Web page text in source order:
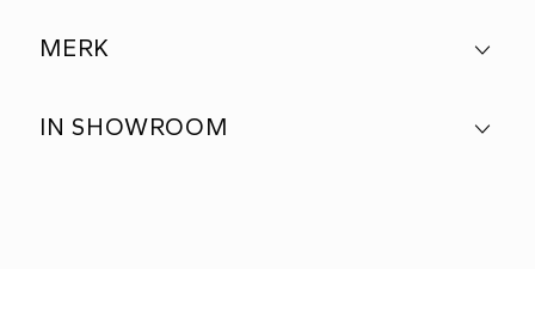
MERK
IN SHOWROOM